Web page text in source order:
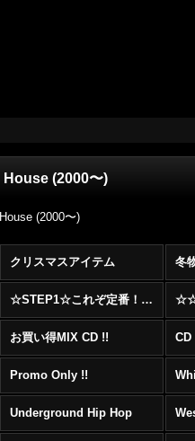
House (2000〜)
House (2000〜)
クリスマスアイテム 冬
☆STEP1☆これぞ定番！！まずはここから！2000年代R&BフロアヒットBest 100 !!!
お買い得MIX CD !!
Promo Only !!
Underground Hip Hop